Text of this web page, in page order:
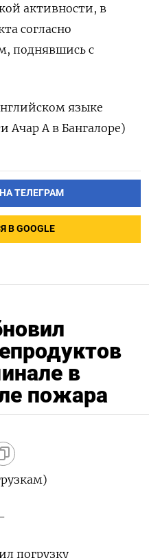
активности, в
согласно
поднявшись с
языке
Ачар А в Бангалоре)
ТЕЛЕГРАМ
GOOGLE
в
пожара
погрузку